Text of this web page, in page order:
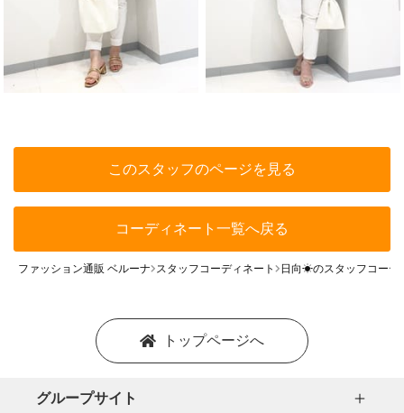
このスタッフのページを見る
コーディネート一覧へ戻る
ファッション通販 ベルーナ スタッフコーディネート 日向☀のスタッフコーデ
トップページへ
グループサイト